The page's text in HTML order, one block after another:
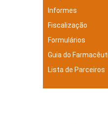
Informes
Fiscalização
Formulários
Guia do
Lista de Parceiros